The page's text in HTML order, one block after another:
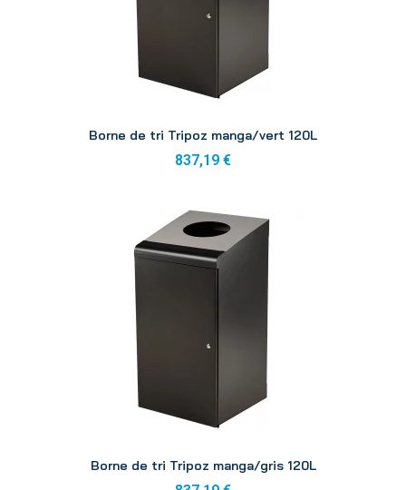
Borne de tri Tripoz manga/vert 120L
837,19 €
Borne de tri Tripoz manga/gris 120L